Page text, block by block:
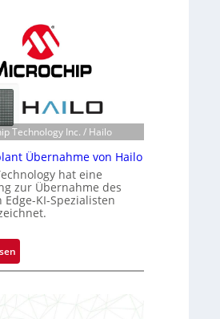
s
n
e
ü
b
e
r
m
Technology Inc. / Hailo
Übernahme von Hailo
hat eine
zur Übernahme des
Edge-KI-Spezialisten
:
M